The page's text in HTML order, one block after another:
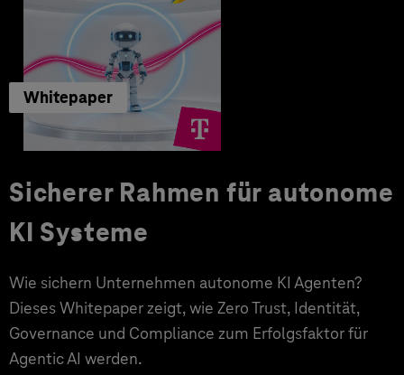
Whitepaper
Sicherer Rahmen für autonome
KI Systeme
Wie sichern Unternehmen autonome KI Agenten?
Dieses Whitepaper zeigt, wie Zero Trust, Identität,
Governance und Compliance zum Erfolgsfaktor für
Agentic AI werden.